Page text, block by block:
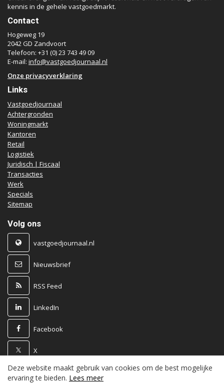
kennis in de gehele vastgoedmarkt.
Contact
Hogeweg 19
2042 GD Zandvoort
Telefoon: +31 (0) 23 743 49 09
E-mail: info@vastgoedjournaal.nl
Onze privacyverklaring
Links
Vastgoedjournaal
Achtergronden
Woningmarkt
Kantoren
Retail
Logistiek
Juridisch | Fiscaal
Transacties
Werk
Specials
Sitemap
Volg ons
vastgoedjournaal.nl
Nieuwsbrief
RSS Feed
LinkedIn
Facebook
X
Powered by
Deze website maakt gebruik van cookies om de best mogelijke
ervaring te bieden. Lees meer